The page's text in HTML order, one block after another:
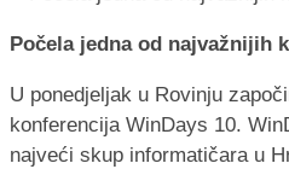
Počela jedna od najvažnijih
U ponedjeljak u Rovinju
konferencija WinDays 10.
najveći skup informatičara u